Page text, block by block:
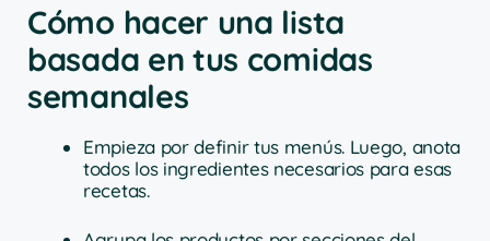
Cómo hacer una lista
basada en tus comidas
semanales
Empieza por definir tus menús. Luego, anota
todos los ingredientes necesarios para esas
recetas.